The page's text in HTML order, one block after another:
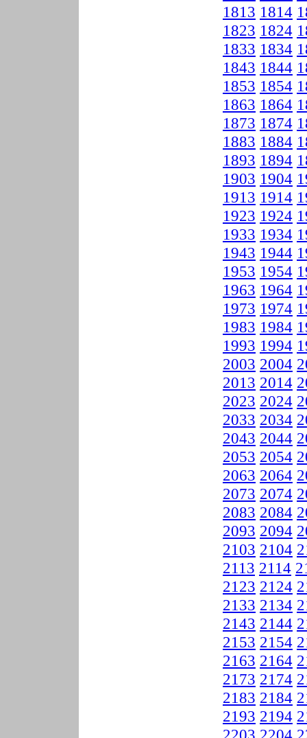
1813 1814
1823 1824
1833 1834
1843 1844
1853 1854
1863 1864
1873 1874
1883 1884
1893 1894
1903 1904
1913 1914
1923 1924
1933 1934
1943 1944
1953 1954
1963 1964
1973 1974
1983 1984
1993 1994
2003 2004
2013 2014
2023 2024
2033 2034
2043 2044
2053 2054
2063 2064
2073 2074
2083 2084
2093 2094
2103 2104
2113 2114
2123 2124
2133 2134
2143 2144
2153 2154
2163 2164
2173 2174
2183 2184
2193 2194